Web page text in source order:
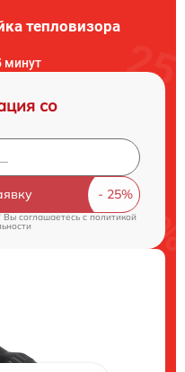
тепловизора
минут
со
Вы соглашаетесь cполитикой